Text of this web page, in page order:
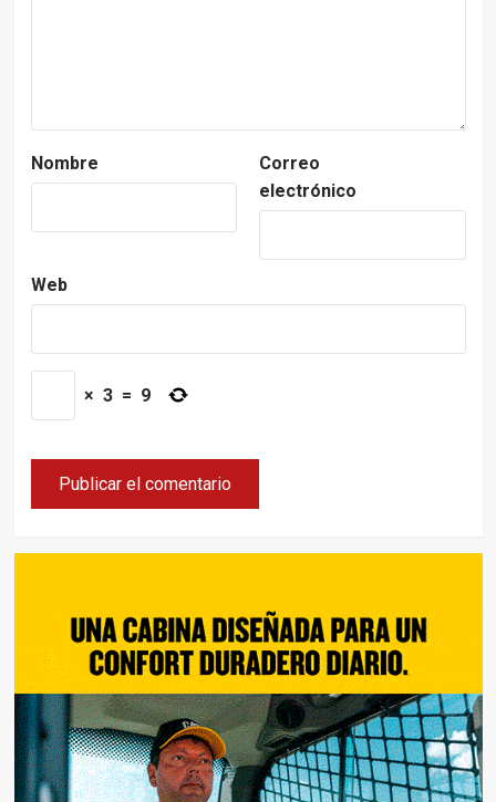
Nombre
Correo
electrónico
Web
× 3 = 9